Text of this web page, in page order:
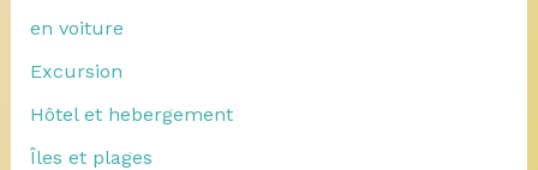
en voiture
Excursion
Hôtel et hebergement
Îles et plages